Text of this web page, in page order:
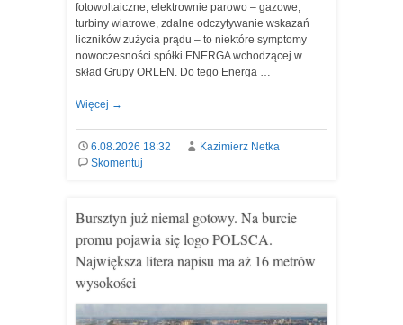
fotowoltaiczne, elektrownie parowo – gazowe,
turbiny wiatrowe, zdalne odczytywanie wskazań
liczników zużycia prądu – to niektóre symptomy
nowoczesności spółki ENERGA wchodzącej w
skład Grupy ORLEN. Do tego Energa …
Więcej →
6.08.2026 18:32
Kazimierz Netka
Skomentuj
Bursztyn już niemal gotowy. Na burcie
promu pojawia się logo POLSCA.
Największa litera napisu ma aż 16 metrów
wysokości